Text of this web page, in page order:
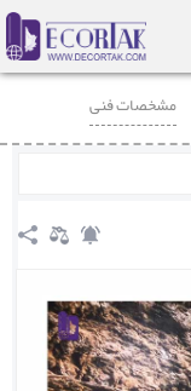
مشخصات فنی